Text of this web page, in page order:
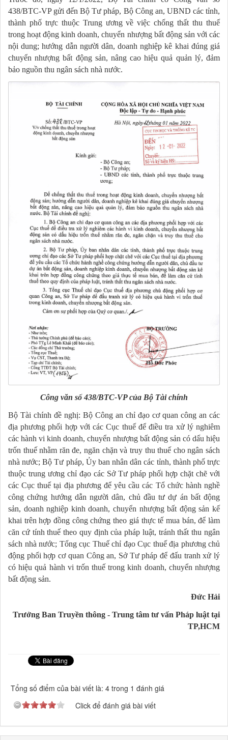
438/BTC-VP gửi đến Bộ Tư pháp, Bộ Công an, UBND các tỉnh,
thành phố trực thuộc Trung ương về việc chống thất thu thuế
trong hoạt động kinh doanh, chuyển nhượng bất động sản với các
nội dung; hướng dẫn người dân, doanh nghiệp kê khai đúng giá
chuyển nhượng bất động sản, nâng cao hiệu quả quản lý, đảm
bảo nguồn thu ngân sách nhà nước.
Công văn số 438/BTC-VP của Bộ Tài chính
Bộ Tài chính đề nghị: Bộ Công an chỉ đạo cơ quan công an các
địa phương phối hợp với các Cục thuế để điều tra xử lý nghiêm
các hành vi kinh doanh, chuyển nhượng bất động sản có dấu hiệu
trốn thuế nhằm răn đe, ngăn chặn và truy thu thuế cho ngân sách
nhà nước; Bộ Tư pháp, Ủy ban nhân dân các tỉnh, thành phố trực
thuộc trung ương chỉ đạo các Sở Tư pháp phối hợp chặt chẽ với
các Cục thuế tại địa phương để yêu cầu các Tổ chức hành nghề
công chứng hướng dẫn người dân, chủ đầu tư dự án bất động
sản, doanh nghiệp kinh doanh, chuyển nhượng bất động sản kế
khai trên hợp đồng công chứng theo giá thực tế mua bán, để làm
căn cứ tính thuế theo quy định của pháp luật, tránh thất thu ngân
sách nhà nước; Tổng cục Thuế chỉ đạo Cục thuế địa phương chủ
động phối hợp cơ quan Công an, Sở Tư pháp để đấu tranh xử lý
có hiệu quả hành vi trốn thuế trong kinh doanh, chuyển nhượng
bất động sản.
Đức Hải
Trưởng Ban Truyền thông - Trung tâm tư vấn Pháp luật tại
TP,HCM
Tổng số điểm của bài viết là: 4 trong 1 đánh giá
Click để đánh giá bài viết